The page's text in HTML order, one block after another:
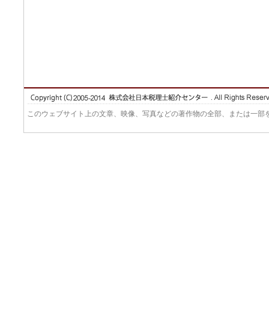
このウェブサイト上の文章、映像、写真などの著作物の全部、または一